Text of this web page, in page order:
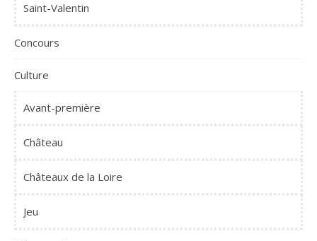
Saint-Valentin
Concours
Culture
Avant-première
Château
Châteaux de la Loire
Jeu